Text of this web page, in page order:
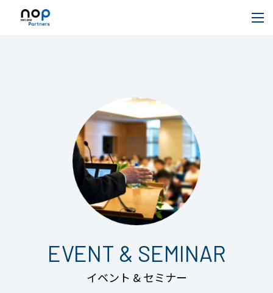
EVENT & SEMINAR
イベント & セミナー